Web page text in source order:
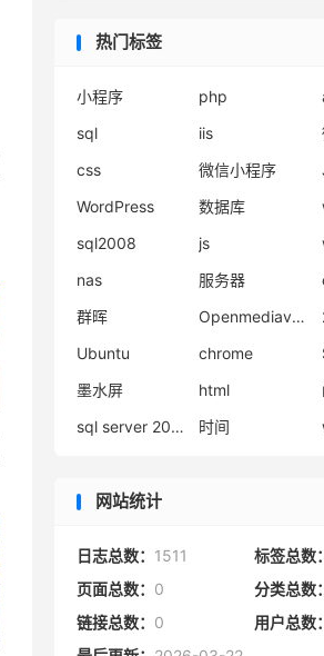
热门标签
小程序 php
sql
iis
css
微信小程序
WordPress
数据库
sql2008
js
nas
服务器
群晖
Openmediavault
Ubuntu
chrome
墨水屏
html
sql server 2008
时间
网站统计
日志总数： 1511 标签总数：
页面总数： 0 分类总数：
链接总数： 0 用户总数：